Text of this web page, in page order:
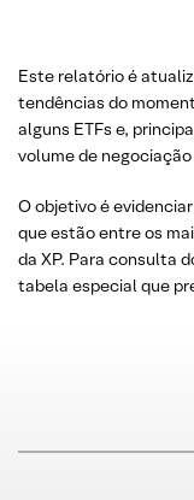
Este relatório é
tendências do
alguns ETFs e,
volume de
O objetivo é
que estão entre os
da XP. Para consulta
tabela especial que